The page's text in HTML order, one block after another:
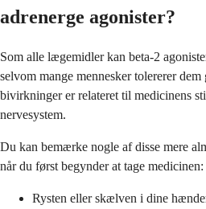
adrenerge agonister?
Som alle lægemidler kan beta-2
selvom mange mennesker tolererer
bivirkninger er relateret til medicinens
nervesystem.
Du kan bemærke nogle af disse mere
når du først begynder at tage medicinen:
Rysten eller skælven i dine